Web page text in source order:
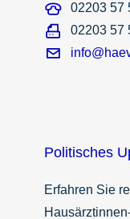
02203 57
02203 57
Politisches
Erfahren Sie